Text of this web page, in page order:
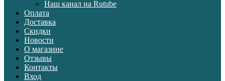
Наш канал на Rutube
Оплата
Доставка
Скидки
Новости
О магазине
Отзывы
Контакты
Вход